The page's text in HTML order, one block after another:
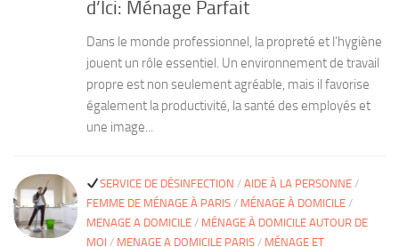
d’Ici: Ménage Parfait
Dans le monde professionnel, la propreté et l’hygiène
jouent un rôle essentiel. Un environnement de travail
propre est non seulement agréable, mais il favorise
également la productivité, la santé des employés et
une image...
SERVICE DE DÉSINFECTION / AIDE À LA PERSONNE/
FEMME DE MÉNAGE À PARIS / MÉNAGE À DOMICILE /
MENAGE A DOMICILE / MÉNAGE À DOMICILE AUTOUR DE
MOI / MENAGE A DOMICILE PARIS / MÉNAGE ET